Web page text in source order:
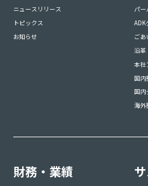
ニュースリリース
トピックス
お知らせ
パ
ADK
ごあ
沿革
本社
国内
国内
海外
財務・業績